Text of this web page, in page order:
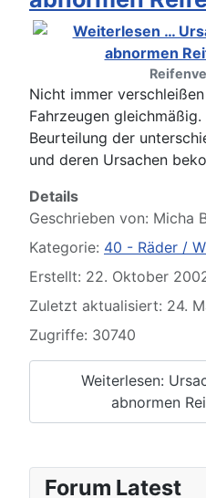
Nicht immer
Fahrzeugen
Beurteilung der
und deren Ursachen
Details
Geschrieben von: Micha
Kategorie: 40 - Räder /
Erstellt: 22. Oktober
Zuletzt aktualisiert: 24.
Zugriffe: 30740
Weiterlesen:
abnormen
Forum Latest